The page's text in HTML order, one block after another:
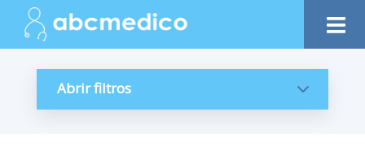
Abrir filtros